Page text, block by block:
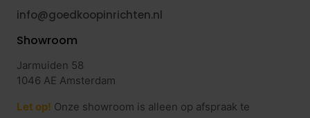
info@goedkoopinrichten.nl
Showroom
Jarmuiden 58
1046 AE Amsterdam
Let op! Onze showroom is alleen op afspraak te